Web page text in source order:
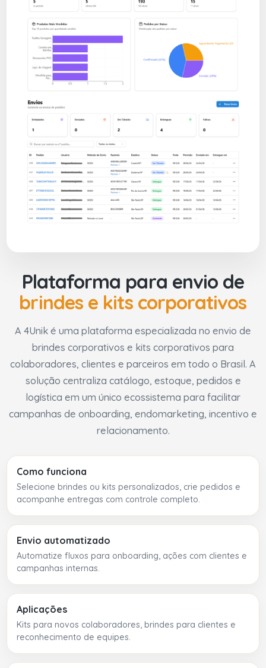
Plataforma para envio de
brindes e kits corporativos
A 4Unik é uma plataforma especializada no envio de
brindes corporativos e kits corporativos para
colaboradores, clientes e parceiros em todo o Brasil. A
solução centraliza catálogo, estoque, pedidos e
logística em um único ecossistema para facilitar
campanhas de onboarding, endomarketing, incentivo e
relacionamento.
Como funciona
Selecione brindes ou kits personalizados, crie pedidos e
acompanhe entregas com controle completo.
Envio automatizado
Automatize fluxos para onboarding, ações com clientes e
campanhas internas.
Aplicações
Kits para novos colaboradores, brindes para clientes e
reconhecimento de equipes.